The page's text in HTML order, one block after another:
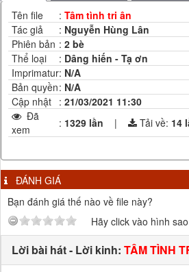
Tên file : Tâm tình tri ân
Tác giả
: Nguyễn Hùng Lân
Phiên bản : 2 bè
Thể loại
: Dâng hiến - Tạ ơn
Imprimatur: N/A
Bản quyền: N/A
Cập nhật : 21/03/2021 11:30
Đã
xem
: 1329 lần | Tải về: 14
ĐÁNH GIÁ
Bạn đánh giá thế nào về file này?
Hãy click vào hình
Lời bài hát - Lời kinh: TÂM TÌNH